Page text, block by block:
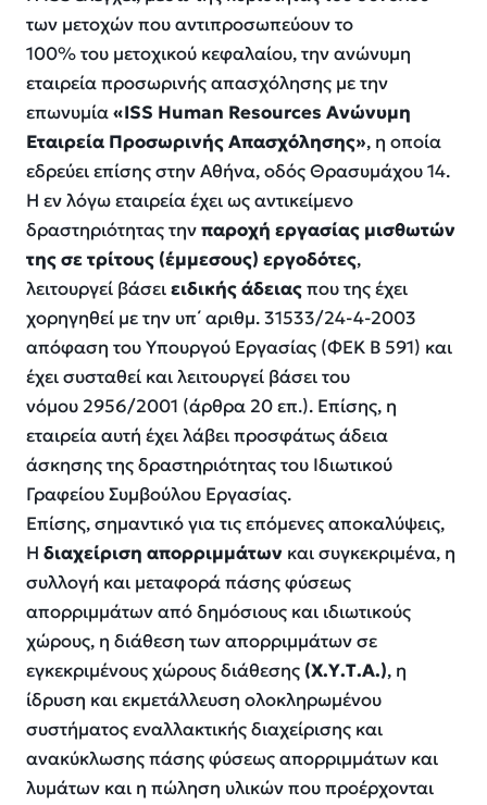
των μετοχών που αντιπροσωπεύουν το
100% του μετοχικού κεφαλαίου, την ανώνυμη
εταιρεία προσωρινής απασχόλησης με την
επωνυμία«ISS Human Resources Ανώνυμη
Εταιρεία Προσωρινής Απασχόλησης», η οποία
εδρεύει επίσης στην Αθήνα, οδός Θρασυμάχου 14.
Η εν λόγω εταιρεία έχει ως αντικείμενο
δραστηριότητας τηνπαροχή εργασίας μισθωτών
της σε τρίτους (έμμεσους) εργοδότες,
λειτουργεί βάσειειδικής άδειαςπου της έχει
χορηγηθεί με την υπ΄ αριθμ. 31533/24-4-2003
απόφαση του Υπουργού Εργασίας (ΦΕΚ Β 591) και
έχει συσταθεί και λειτουργεί βάσει του
νόμου 2956/2001 (άρθρα 20 επ.). Επίσης, η
εταιρεία αυτή έχει λάβει προσφάτως άδεια
άσκησης της δραστηριότητας του Ιδιωτικού
Γραφείου Συμβούλου Εργασίας.
Επίσης, σημαντικό για τις επόμενες αποκαλύψεις,
Η διαχείριση απορριμμάτων και συγκεκριμένα, η
συλλογή και μεταφορά πάσης φύσεως
απορριμμάτων από δημόσιους και ιδιωτικούς
χώρους, η διάθεση των απορριμμάτων σε
εγκεκριμένους χώρους διάθεσης (Χ.Υ.Τ.Α.), η
ίδρυση και εκμετάλλευση ολοκληρωμένου
συστήματος εναλλακτικής διαχείρισης και
ανακύκλωσης πάσης φύσεως απορριμμάτων και
λυμάτων και η πώληση υλικών που προέρχονται